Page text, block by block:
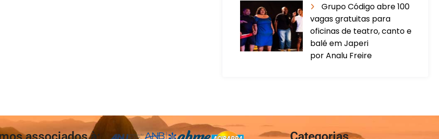
Grupo Código abre 100
vagas gratuitas para
oficinas de teatro, canto e
balé em Japeri
por Analu Freire